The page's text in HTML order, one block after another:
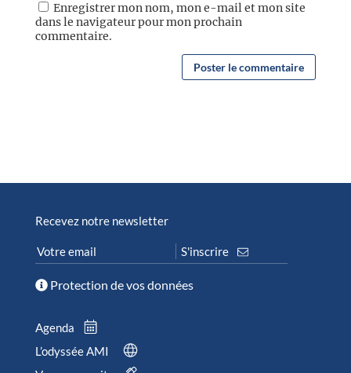
Enregistrer mon nom, mon e-mail et mon site
dans le navigateur pour mon prochain
commentaire.
Recevez notre newsletter
Protection de vos données
Agenda
L’odyssée AMI